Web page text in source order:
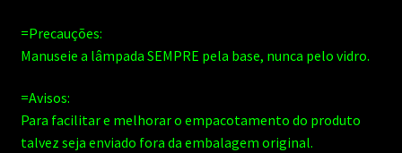
=Precauções:
Manuseie a lâmpada SEMPRE pela base, nunca pelo vidro.
=Avisos:
Para facilitar e melhorar o empacotamento do produto
talvez seja enviado fora da embalagem original.